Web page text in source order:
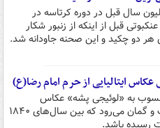
سال قبل در دوره کرتاسه در
قبل از اینکه از زنبور شکار
دو چکید و این صحنه جاودانه شد.
ایتالیایی از حرم امام رضا(ع)
به «لوئیجی پشه» عکاس
ایتالیایی است و گمان می‌رود که بین سال‌های ۱۸۴۰